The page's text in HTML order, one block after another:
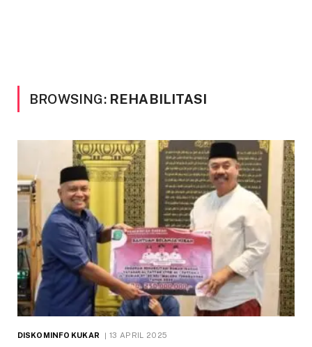
BROWSING: REHABILITASI
DISKOMINFO KUKAR 13 APRIL 2025